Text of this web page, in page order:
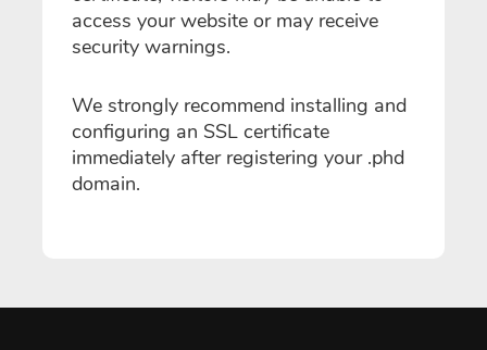
access your website or may receive
security warnings.
We strongly recommend installing and
configuring an SSL certificate
immediately after registering your .phd
domain.